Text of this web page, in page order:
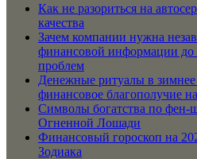
Как не разориться на
качества
Зачем компании нужна
финансовой информации до
проблем
Денежные ритуалы в зимнее
финансовое благополучие
Символы богатства по фен-
Огненной Лошади
Финансовый гороскоп на
Зодиака